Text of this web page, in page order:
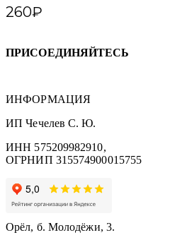
260₽
ПРИСОЕДИНЯЙТЕСЬ
ИНФОРМАЦИЯ
ИП Чечелев С. Ю.
ИНН 575209982910,
ОГРНИП 315574900015755
Орёл, б. Молодёжи, 3.